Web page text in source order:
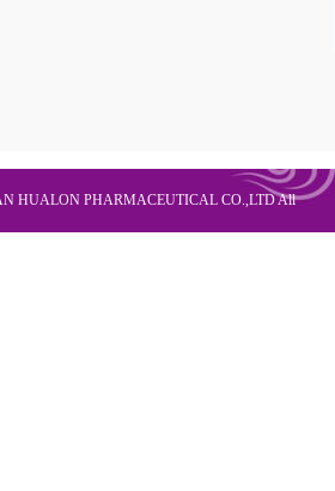
HUALON PHARMACEUTICAL CO.,LTD All